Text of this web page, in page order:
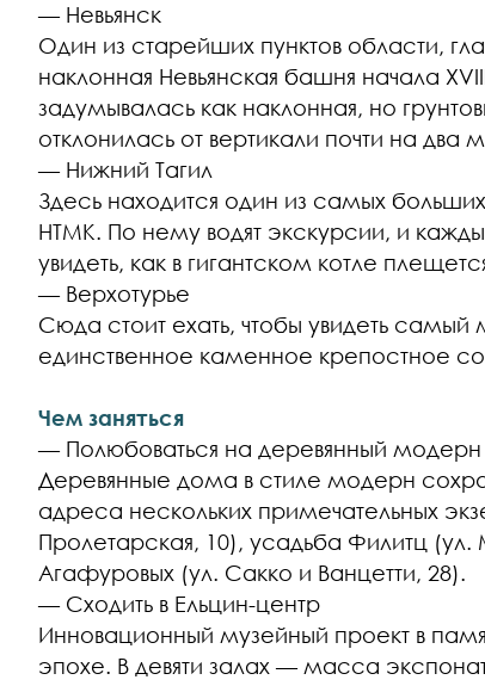
— Невьянск
Один из старейших пунктов области,
наклонная Невьянская башня начала
задумывалась как наклонная, но
отклонилась от вертикали почти на два
— Нижний Тагил
Здесь находится один из самых
НТМК. По нему водят экскурсии, и
увидеть, как в гигантском котле
— Верхотурье
Сюда стоит ехать, чтобы увидеть
единственное каменное крепостное
Чем заняться
— Полюбоваться на деревянный модерн
Деревянные дома в стиле модерн
адреса нескольких примечательных
Пролетарская, 10), усадьба Филитц
Агафуровых (ул. Сакко и Ванцетти, 28).
— Сходить в Ельцин-центр
Инновационный музейный проект в
эпохе. В девяти залах — масса